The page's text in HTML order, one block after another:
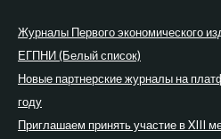
Журналы Первого экономического
ЕГПНИ (Белый список)
Новые партнерские журналы на
году
Приглашаем принять участие в XIII